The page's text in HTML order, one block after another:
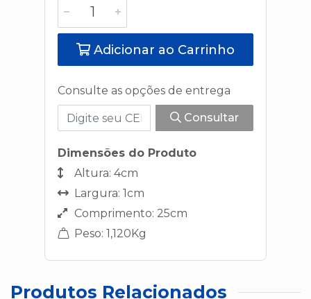
Adicionar ao Carrinho
Consulte as opções de entrega
Consultar
Dimensões do Produto
Altura: 4cm
Largura: 1cm
Comprimento: 25cm
Peso: 1,120Kg
Produtos Relacionados